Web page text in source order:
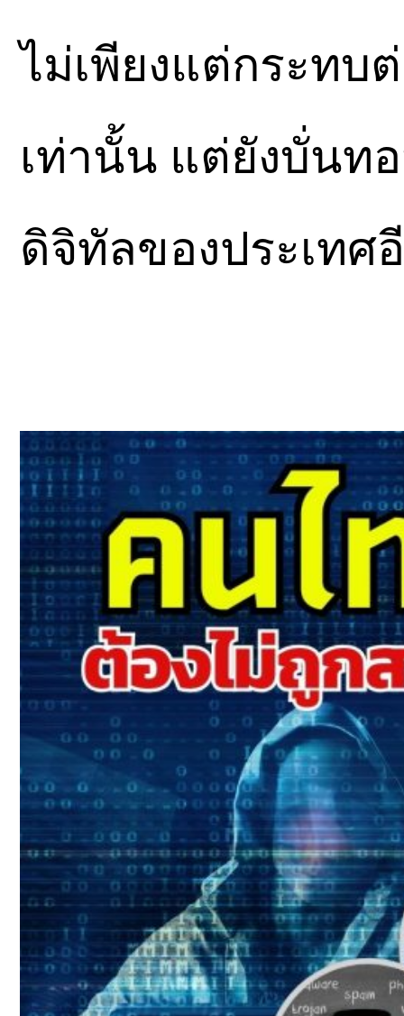
ไม่เพียงแต่กระทบ
เท่านั้น แต่ยังบั่นท
ดิจิทัลของประเทศ